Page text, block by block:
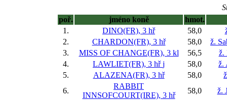
poř.
jméno koně
hmot.
1.
DINO(FR), 3 hř 58,0
2.
CHARDON(FR), 3 hř 58,0
ž.
3.
MISS OF CHANGE(FR), 3 kl 56,5
ž.
4.
LAWLIET(FR), 3 hřj 58,0
ž.
5.
ALAZENA(FR), 3 hř 58,0
6.
RABBIT
INNSOFCOURT(IRE), 3 hř
58,0 ž.